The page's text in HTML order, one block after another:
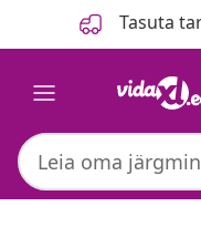
Tasuta